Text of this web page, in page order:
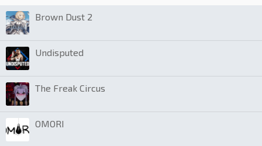
Brown Dust 2
Undisputed
The Freak Circus
OMORI